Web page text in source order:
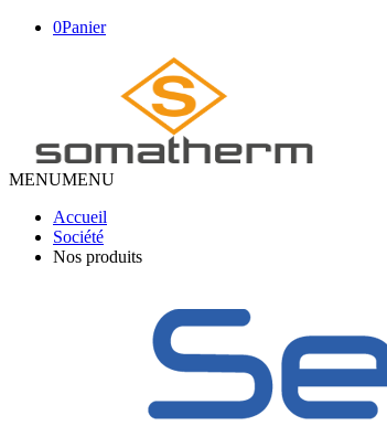
0Panier
MENUMENU
Accueil
Société
Nos produits